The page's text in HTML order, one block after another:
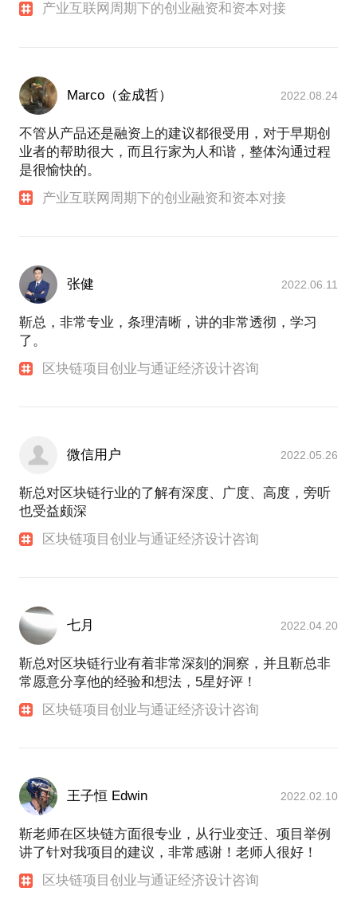
产业互联网周期下的创业融资和资本对接
Marco（金成哲） 2022.08.24
不管从产品还是融资上的建议都很受用，对于早期创
业者的帮助很大，而且行家为人和谐，整体沟通过程
是很愉快的。
产业互联网周期下的创业融资和资本对接
张健 2022.06.11
靳总，非常专业，条理清晰，讲的非常透彻，学习
了。
区块链项目创业与通证经济设计咨询
微信用户 2022.05.26
靳总对区块链行业的了解有深度、广度、高度，旁听
也受益颇深
区块链项目创业与通证经济设计咨询
七月 2022.04.20
靳总对区块链行业有着非常深刻的洞察，并且靳总非
常愿意分享他的经验和想法，5星好评！
区块链项目创业与通证经济设计咨询
王子恒 Edwin 2022.02.10
靳老师在区块链方面很专业，从行业变迁、项目举例
讲了针对我项目的建议，非常感谢！老师人很好！
区块链项目创业与通证经济设计咨询